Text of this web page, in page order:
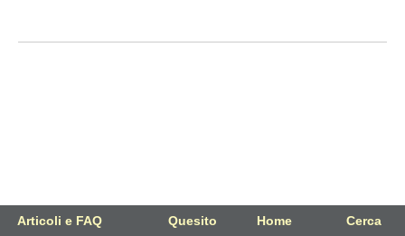
Articoli e FAQ Quesito Home Cerca